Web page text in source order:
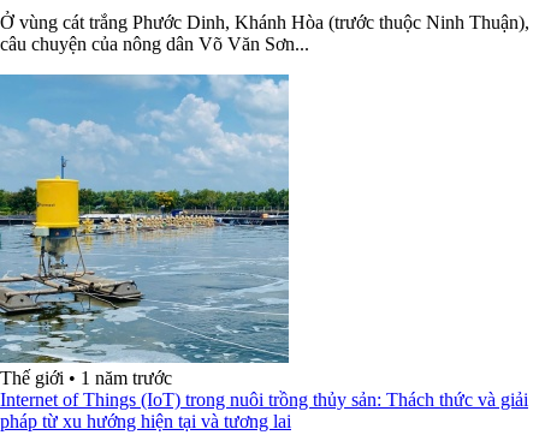
Ở vùng cát trắng Phước Dinh, Khánh Hòa (trước thuộc Ninh Thuận),
câu chuyện của nông dân Võ Văn Sơn...
Thế giới • 1 năm trước
Internet of Things (IoT) trong nuôi trồng thủy sản: Thách thức và giải
pháp từ xu hướng hiện tại và tương lai